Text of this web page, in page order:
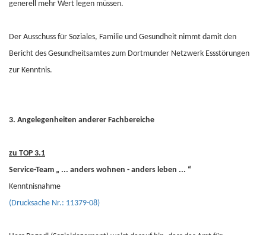
generell mehr Wert legen müssen.
Der Ausschuss für Soziales, Familie und Gesundheit nimmt damit den
Bericht des Gesundheitsamtes zum Dortmunder Netzwerk Essstörungen
zur Kenntnis.
3. Angelegenheiten anderer Fachbereiche
zu TOP 3.1
Service-Team „ ... anders wohnen - anders leben ... “
Kenntnisnahme
(Drucksache Nr.: 11379-08)